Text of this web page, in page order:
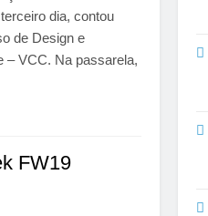
dia, contou
de Design e
– VCC. Na passarela,
FW19